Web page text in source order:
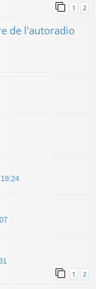
1 2
de l'autoradio
1 2